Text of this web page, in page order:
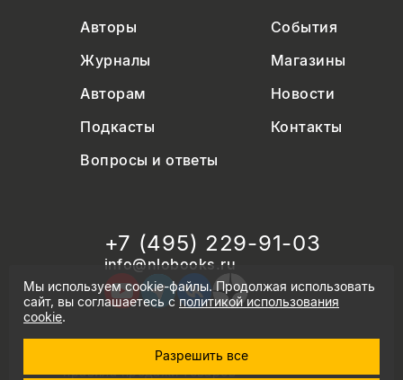
Авторы
События
Журналы
Магазины
Авторам
Новости
Подкасты
Контакты
Вопросы и ответы
+7 (495) 229-91-03
info@nlobooks.ru
© Новое литературное обозрение. 2026
правила продажи товаров
Мы используем cookie-файлы. Продолжая использовать
сайт, вы соглашаетесь сполитикой использования
cookie.
Разрешить все